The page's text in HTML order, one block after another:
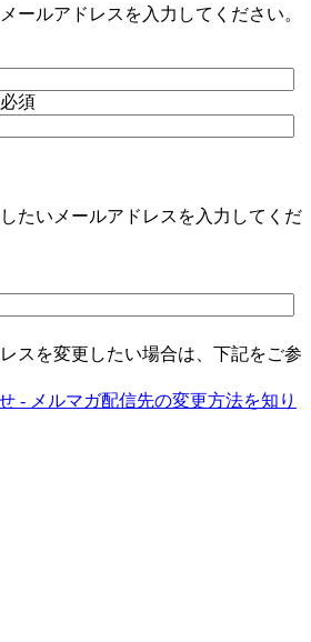
ールアドレスを入力してください。
必須
たいメールアドレスを入力してくだ
スを変更したい場合は、下記をご参
- メルマガ配信先の変更方法を知り